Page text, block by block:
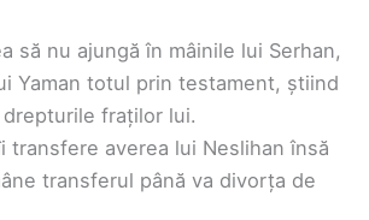
să nu ajungă în mâinile lui Serhan,
Yaman totul prin testament, știind
fraților lui.
transfere averea lui Neslihan însă
transferul până va divorța de